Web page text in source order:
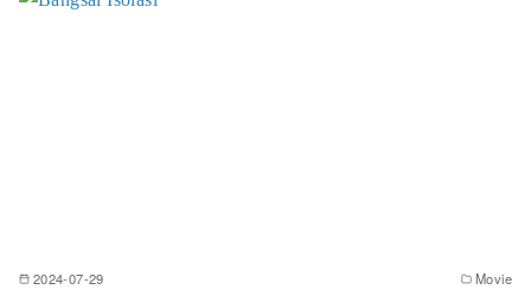
2024-07-29 Movie